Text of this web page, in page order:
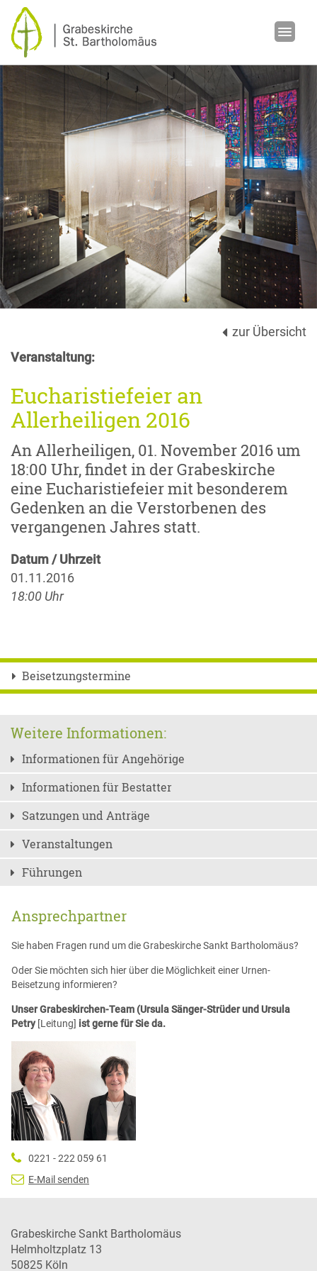
zur Übersicht
Veranstaltung:
Eucharistiefeier an
Allerheiligen 2016
An Allerheiligen, 01. November 2016 um
18:00 Uhr, findet in der Grabeskirche
eine Eucharistiefeier mit besonderem
Gedenken an die Verstorbenen des
vergangenen Jahres statt.
Datum / Uhrzeit
01.11.2016
18:00 Uhr
Beisetzungstermine
Weitere Informationen:
Informationen für Angehörige
Informationen für Bestatter
Satzungen und Anträge
Veranstaltungen
Führungen
Ansprechpartner
Sie haben Fragen rund um die Grabeskirche Sankt Bartholomäus?
Oder Sie möchten sich hier über die Möglichkeit einer Urnen-
Beisetzung informieren?
Unser Grabeskirchen-Team (Ursula Sänger-Strüder und Ursula
Petry[Leitung] ist gerne für Sie da.
0221 - 222 059 61
E-Mail senden
Grabeskirche Sankt Bartholomäus
Helmholtzplatz 13
50825 Köln